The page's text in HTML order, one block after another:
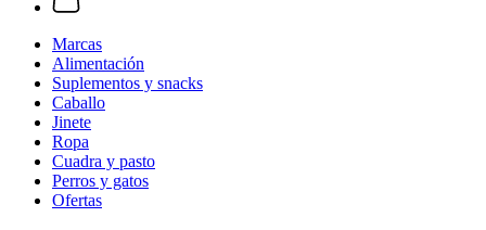
Marcas
Alimentación
Suplementos y snacks
Caballo
Jinete
Ropa
Cuadra y pasto
Perros y gatos
Ofertas